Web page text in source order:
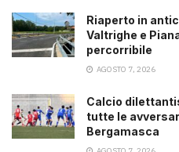
Riaperto in
Valtrighe e
percorribile
AGOSTO 7, 2026
Calcio
tutte le
Bergamasca